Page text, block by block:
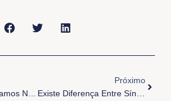
Em Que Ponto Estamos Na Caminhada Do Sínodo Arquidiocesano?
Próximo
Existe Diferença Entre Sínodo E Assembleia?